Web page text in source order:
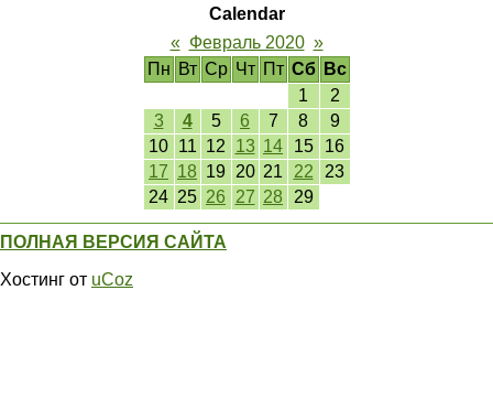
Calendar
« Февраль 2020 »
Пн Вт Ср Чт Пт Сб
Вс
1
2
3
4 5 6 7 8
9
10 11 12 13 14 15
16
17 18 19 20 21 22
23
24 25 26 27 28 29
ПОЛНАЯ ВЕРСИЯ САЙТА
Хостинг от uCoz